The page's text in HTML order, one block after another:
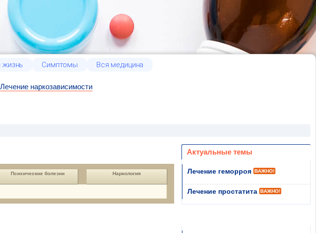
жизнь Симптомы Вся медицина
Лечение наркозависимости
Психические болезни Наркология
Актуальные темы
Лечение геморроя ВАЖНО!
Лечение простатита ВАЖНО!